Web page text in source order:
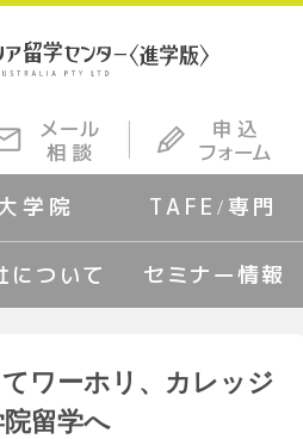
学院 TAFE/専門
について セミナー情報
てワーホリ、カレッジ
留学へ